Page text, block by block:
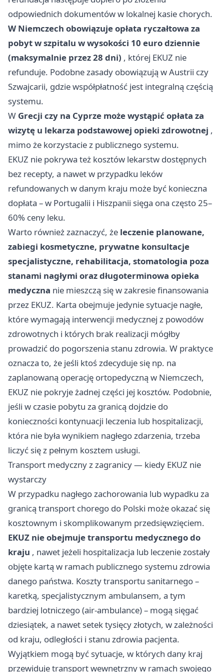
odpowiednich dokumentów w lokalnej kasie chorych.
W Niemczech obowiązuje opłata ryczałtowa za
pobyt w szpitalu w wysokości 10 euro dziennie
(maksymalnie przez 28 dni) , której EKUZ nie
refunduje. Podobne zasady obowiązują w Austrii czy
Szwajcarii, gdzie współpłatność jest integralną częścią
systemu.
W Grecji czy na Cyprze może wystąpić opłata za
wizytę u lekarza podstawowej opieki zdrowotnej ,
mimo że korzystacie z publicznego systemu.
EKUZ nie pokrywa też kosztów lekarstw dostępnych
bez recepty, a nawet w przypadku leków
refundowanych w danym kraju może być konieczna
dopłata – w Portugalii i Hiszpanii sięga ona często 25–
60% ceny leku.
Warto również zaznaczyć, że leczenie planowane,
zabiegi kosmetyczne, prywatne konsultacje
specjalistyczne, rehabilitacja, stomatologia poza
stanami nagłymi oraz długoterminowa opieka
medyczna nie mieszczą się w zakresie finansowania
przez EKUZ. Karta obejmuje jedynie sytuacje nagłe,
które wymagają interwencji medycznej z powodów
zdrowotnych i których brak realizacji mógłby
prowadzić do pogorszenia stanu zdrowia. W praktyce
oznacza to, że jeśli ktoś zdecyduje się np. na
zaplanowaną operację ortopedyczną w Niemczech,
EKUZ nie pokryje żadnej części jej kosztów. Podobnie,
jeśli w czasie pobytu za granicą dojdzie do
konieczności kontynuacji leczenia lub hospitalizacji,
która nie była wynikiem nagłego zdarzenia, trzeba
liczyć się z pełnym kosztem usługi.
Transport medyczny z zagranicy — kiedy EKUZ nie
wystarczy
W przypadku nagłego zachorowania lub wypadku za
granicą transport chorego do Polski może okazać się
kosztownym i skomplikowanym przedsięwzięciem.
EKUZ nie obejmuje transportu medycznego do
kraju , nawet jeżeli hospitalizacja lub leczenie zostały
objęte kartą w ramach publicznego systemu zdrowia
danego państwa. Koszty transportu sanitarnego –
karetką, specjalistycznym ambulansem, a tym
bardziej lotniczego (air-ambulance) – mogą sięgać
dziesiątek, a nawet setek tysięcy złotych, w zależności
od kraju, odległości i stanu zdrowia pacjenta.
Wyjątkiem mogą być sytuacje, w których dany kraj
przewiduje transport wewnętrzny w ramach swojego